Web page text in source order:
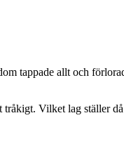
tappade allt och
tråkigt. Vilket lag ställer då